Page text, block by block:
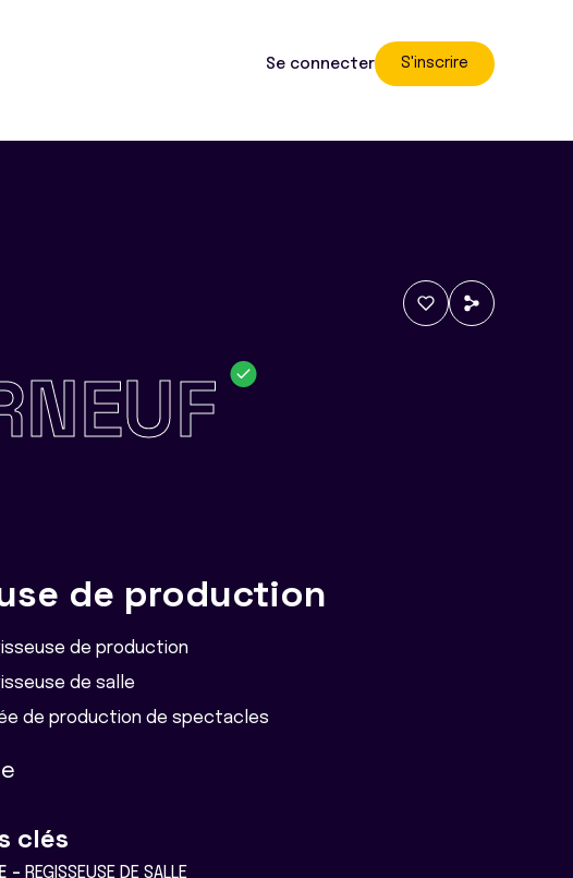
Se connecter S'inscrire
de production
de production
de salle
de production de spectacles
clés
- REGISSEUSE DE SALLE